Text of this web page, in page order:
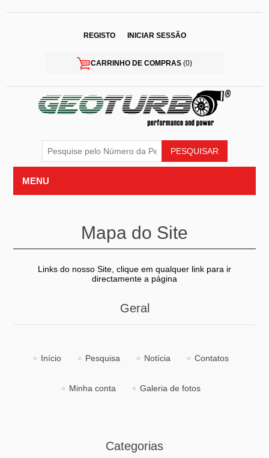
REGISTO INICIAR SESSÃO
CARRINHO DE COMPRAS (0)
MENU
Mapa do Site
Links do nosso Site, clique em qualquer link para ir
directamente a página
Geral
Início Pesquisa Notícia Contatos
Minha conta Galeria de fotos
Categorias